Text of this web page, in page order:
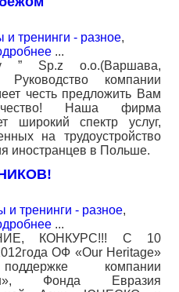
тренинги - разное,
...
” Sp.z o.o.(Варшава,
Руководство компании
честь предложить Вам
Наша фирма
широкий спектр услуг,
на трудоустройство
иностранцев в Польше.
тренинги - разное,
...
КОНКУРС!!! С 10
ОФ «Our Нeritage»
компании
Фонда Евразия